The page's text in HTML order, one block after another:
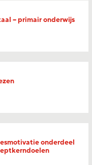
– primair onderwijs
onderdeel